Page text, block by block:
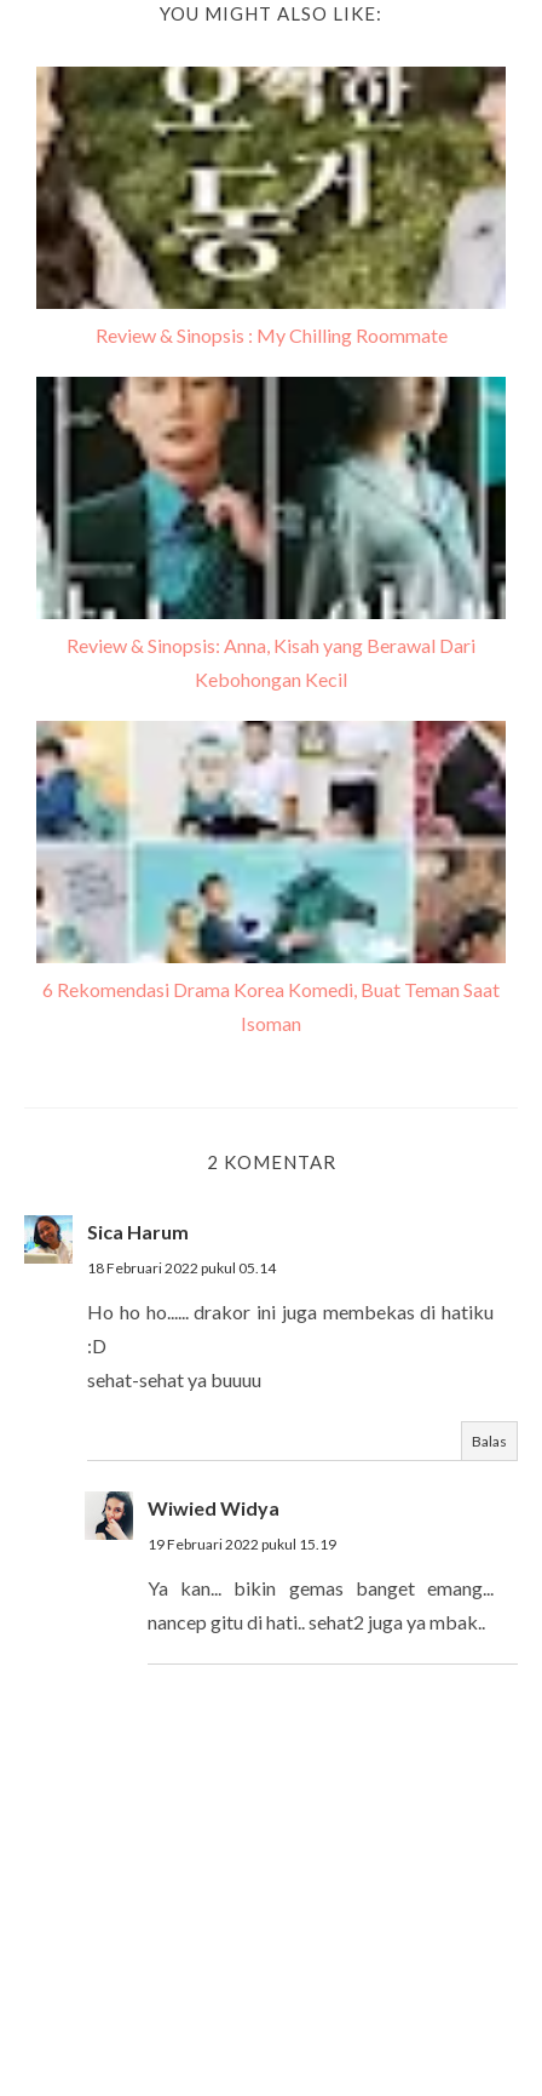
YOU MIGHT ALSO LIKE:
Review & Sinopsis : My Chilling Roommate
Review & Sinopsis: Anna, Kisah yang Berawal Dari
Kebohongan Kecil
6 Rekomendasi Drama Korea Komedi, Buat Teman Saat
Isoman
2 KOMENTAR
Sica Harum
18 Februari 2022 pukul 05.14
Ho ho ho...... drakor ini juga membekas di hatiku
:D
sehat-sehat ya buuuu
Balas
Wiwied Widya
19 Februari 2022 pukul 15.19
Ya kan... bikin gemas banget emang...
nancep gitu di hati.. sehat2 juga ya mbak..